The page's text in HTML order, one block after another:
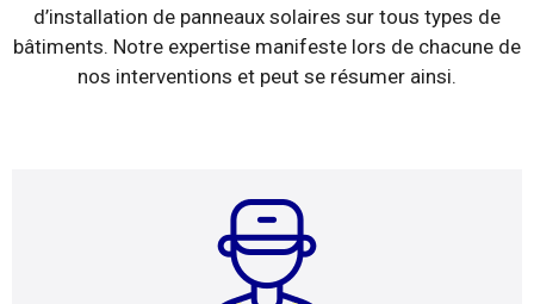
d’installation de panneaux solaires sur tous types de
bâtiments. Notre expertise manifeste lors de chacune de
nos interventions et peut se résumer ainsi.